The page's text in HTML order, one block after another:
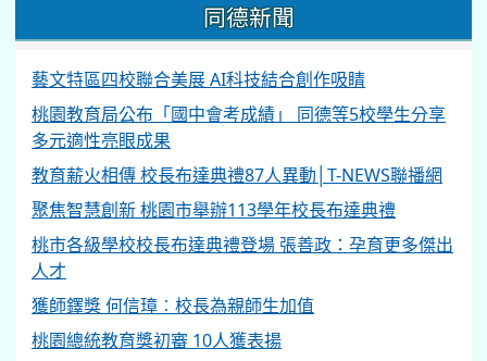
同德新聞
藝文特區四校聯合美展 AI科技結合創作吸睛
桃園教育局公布「國中會考成績」 同德等5校學生分享
多元適性亮眼成果
教育薪火相傳 校長布達典禮87人異動│T-NEWS聯播網
聚焦智慧創新 桃園市舉辦113學年校長布達典禮
桃市各級學校校長布達典禮登場 張善政：孕育更多傑出
人才
獲師鐸獎 何信璋︰校長為親師生加值
桃園總統教育獎初審 10人獲表揚